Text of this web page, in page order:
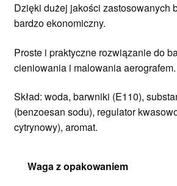
Dzięki dużej jakości zastosowanych
bardzo ekonomiczny.
Proste i praktyczne rozwiązanie do
cieniowania i malowania aerografem.
Skład: woda, barwniki (E110),
(benzoesan sodu), regulator
cytrynowy), aromat.
Waga z opakowaniem